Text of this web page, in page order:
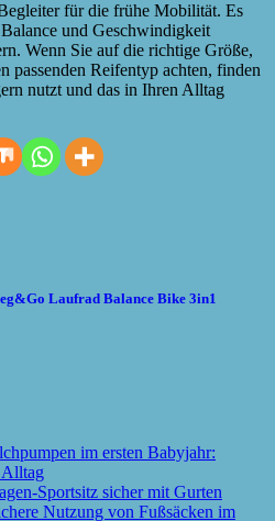
für die frühe Mobilität. Es
und Geschwindigkeit
Wenn Sie auf die richtige Größe,
passenden Reifentyp achten, finden
nutzt und das in Ihren Alltag
Laufrad Balance Bike 3in1
im ersten Babyjahr:
Alltag